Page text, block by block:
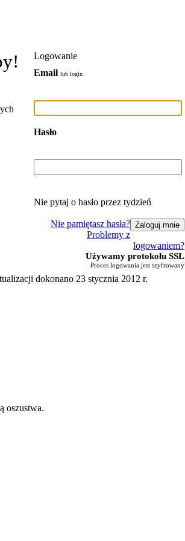
Logowanie
Email lub login
Hasło
Nie pytaj o hasło przez tydzień
Nie pamiętasz hasła?
Problemy z
logowaniem?
Używamy protokołu SSL
Proces logowania jest szyfrowany
dokonano 23 stycznia 2012 r.
oszustwa.